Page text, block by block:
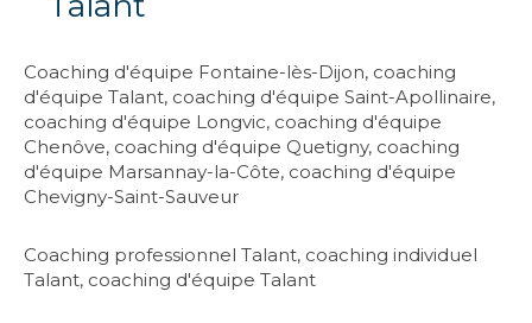
Coaching d'équipe Fontaine-lès-Dijon, coaching
d'équipe Talant, coaching d'équipe Saint-Apollinaire,
coaching d'équipe Longvic, coaching d'équipe
Chenôve, coaching d'équipe Quetigny, coaching
d'équipe Marsannay-la-Côte, coaching d'équipe
Chevigny-Saint-Sauveur
Coaching professionnel Talant, coaching individuel
Talant, coaching d'équipe Talant